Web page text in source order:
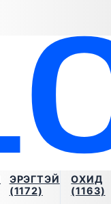
ЭРЭГТЭЙ
(1172)
ОХИД
(1163)